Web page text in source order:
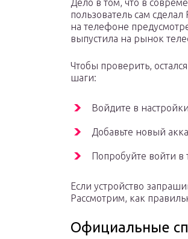
Дело в том, что в
пользователь сам
на телефоне
выпустила на рынок
Чтобы проверить,
шаги:
Войдите в
Добавьте новый
Попробуйте войти в
Если устройство
Рассмотрим, как
Официальные